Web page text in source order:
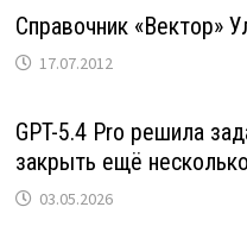
Справочник «Вектор»
17.07.2012
GPT-5.4 Pro решила
закрыть ещё
03.05.2026